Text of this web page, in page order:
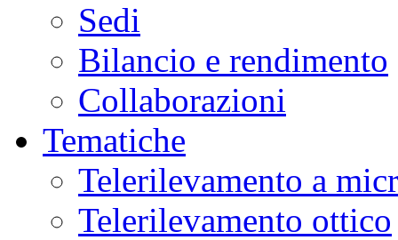
Sedi
Bilancio e rendimento
Collaborazioni
Tematiche
Telerilevamento a
Telerilevamento ottico